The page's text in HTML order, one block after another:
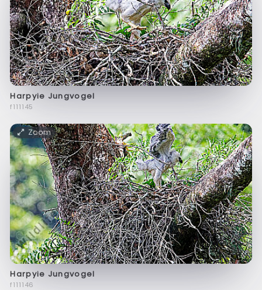
Harpyie Jungvogel
f111145
Zoom
Harpyie Jungvogel
f111146